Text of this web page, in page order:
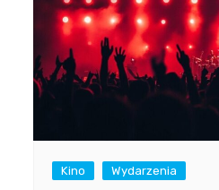
Kino Wydarzenia